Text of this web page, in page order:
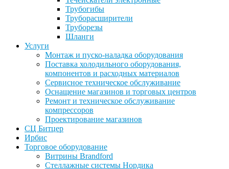
Трубогибы
Труборасширители
Труборезы
Шланги
Услуги
Монтаж и пуско-наладка оборудования
Поставка холодильного оборудования,
компонентов и расходных материалов
Сервисное техническое обслуживание
Оснащение магазинов и торговых центров
Ремонт и техническое обслуживание
компрессоров
Проектирование магазинов
СЦ Битцер
Ирбис
Торговое оборудование
Витрины Brandford
Стеллажные системы Нордика